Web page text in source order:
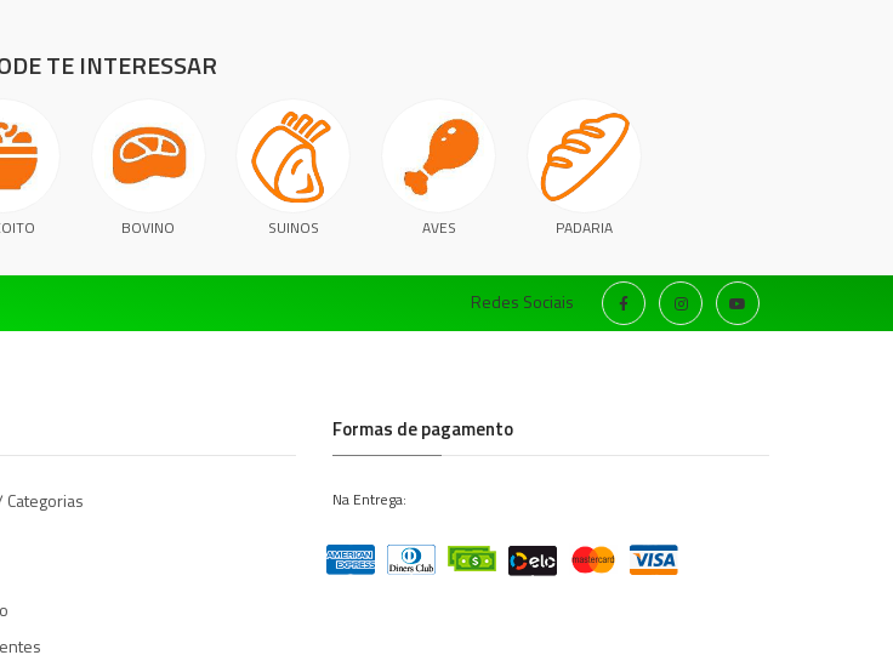
TE INTERESSAR
BOVINO SUINOS AVES PADARIA
Redes Sociais
Formas de pagamento
Na Entrega: